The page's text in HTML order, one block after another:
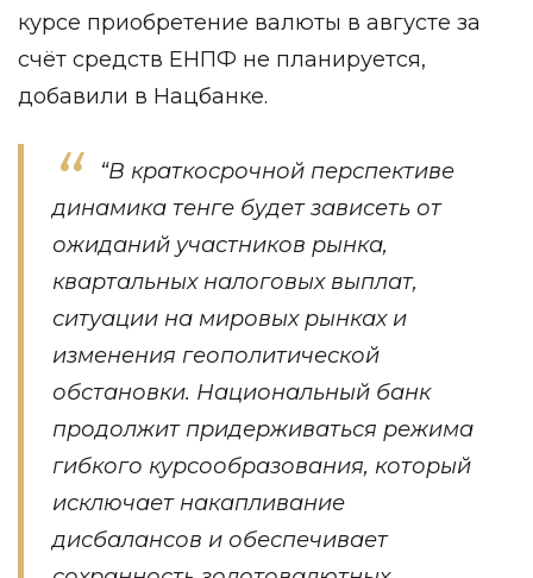
курсе приобретение валюты в августе за
счёт средств ЕНПФ не планируется,
добавили в Нацбанке.
“В краткосрочной перспективе
динамика тенге будет зависеть от
ожиданий участников рынка,
квартальных налоговых выплат,
ситуации на мировых рынках и
изменения геополитической
обстановки. Национальный банк
продолжит придерживаться режима
гибкого курсообразования, который
исключает накапливание
дисбалансов и обеспечивает